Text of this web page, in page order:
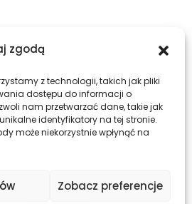
zgodą
z technologii, takich jak pliki
dostępu do informacji o
nam przetwarzać dane, takie jak
identyfikatory na tej stronie.
może niekorzystnie wpłynąć na
Zobacz preferencje